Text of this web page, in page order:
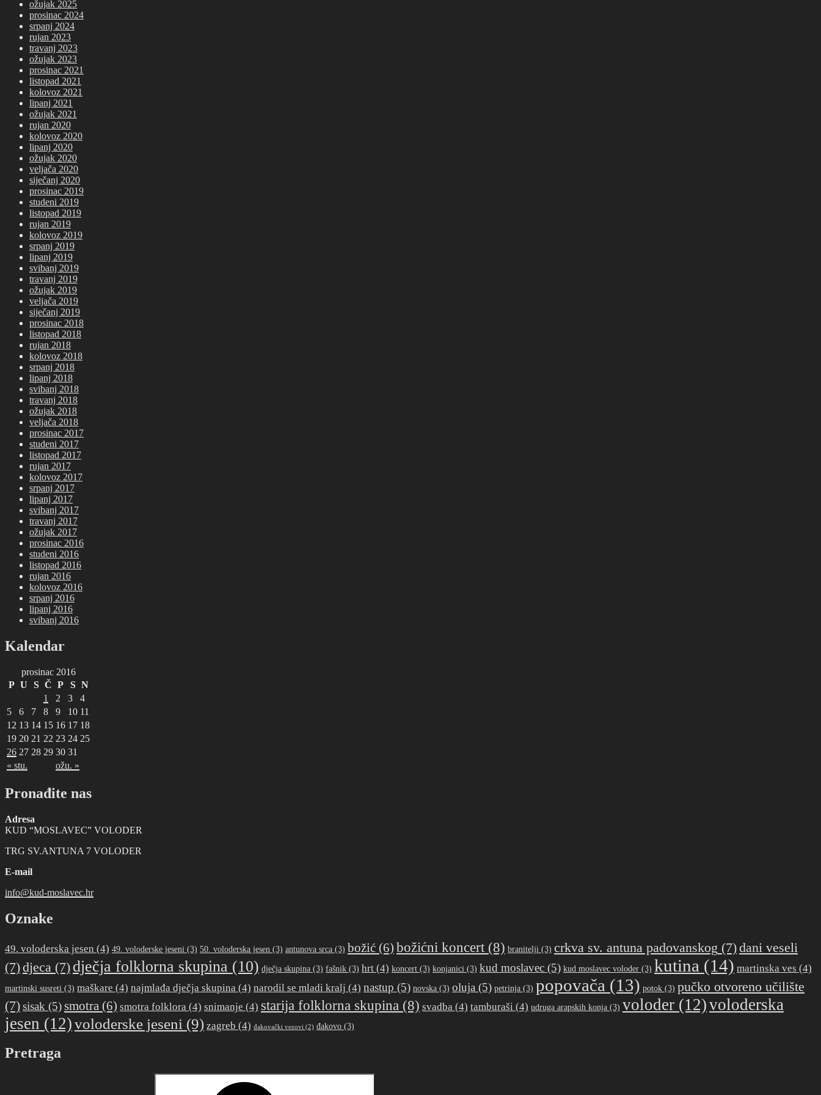
ožujak 2025
prosinac 2024
srpanj 2024
rujan 2023
travanj 2023
ožujak 2023
prosinac 2021
listopad 2021
kolovoz 2021
lipanj 2021
ožujak 2021
rujan 2020
kolovoz 2020
lipanj 2020
ožujak 2020
veljača 2020
siječanj 2020
prosinac 2019
studeni 2019
listopad 2019
rujan 2019
kolovoz 2019
srpanj 2019
lipanj 2019
svibanj 2019
travanj 2019
ožujak 2019
veljača 2019
siječanj 2019
prosinac 2018
listopad 2018
rujan 2018
kolovoz 2018
srpanj 2018
lipanj 2018
svibanj 2018
travanj 2018
ožujak 2018
veljača 2018
prosinac 2017
studeni 2017
listopad 2017
rujan 2017
kolovoz 2017
srpanj 2017
lipanj 2017
svibanj 2017
travanj 2017
ožujak 2017
prosinac 2016
studeni 2016
listopad 2016
rujan 2016
kolovoz 2016
srpanj 2016
lipanj 2016
svibanj 2016
Kalendar
prosinac 2016
P U S Č P S N
« stu. ožu. »
1 2 3
4
5
6 7 8 9 10 11
12 13 14 15 16 17 18
19 20 21 22 23 24 25
26 27 28 29 30 31
Pronađite nas
Adresa
KUD “MOSLAVEC” VOLODER
TRG SV.ANTUNA 7 VOLODER
E-mail
info@kud-moslavec.hr
Oznake
49. voloderska jesen (4) 49. voloderske jeseni (3) 50. voloderska jesen (3) antunova srca (3) božić (6) božićni koncert (8) branitelji (3) crkva sv. antuna padovanskog (7)dani veseli
(7)djeca (7) dječja folklorna skupina (10) dječja skupina (3) fašnik (3) hrt (4) koncert (3) konjanici (3) kud moslavec (5) kud moslavec voloder (3) kutina (14) martinska ves (4)
martinski susreti (3) maškare (4) najmlađa dječja skupina (4) narodil se mladi kralj (4) nastup (5) novska (3) oluja (5) petrinja (3) popovača (13) potok (3) pučko otvoreno učilište
(7)sisak (5) smotra (6) smotra folklora (4) snimanje (4) starija folklorna skupina (8) svadba (4) tamburaši (4) udruga arapskih konja (3) voloder (12)voloderska
jesen (12)voloderske jeseni (9) zagreb (4) đakovački vezovi (2) đakovo (3)
Pretraga